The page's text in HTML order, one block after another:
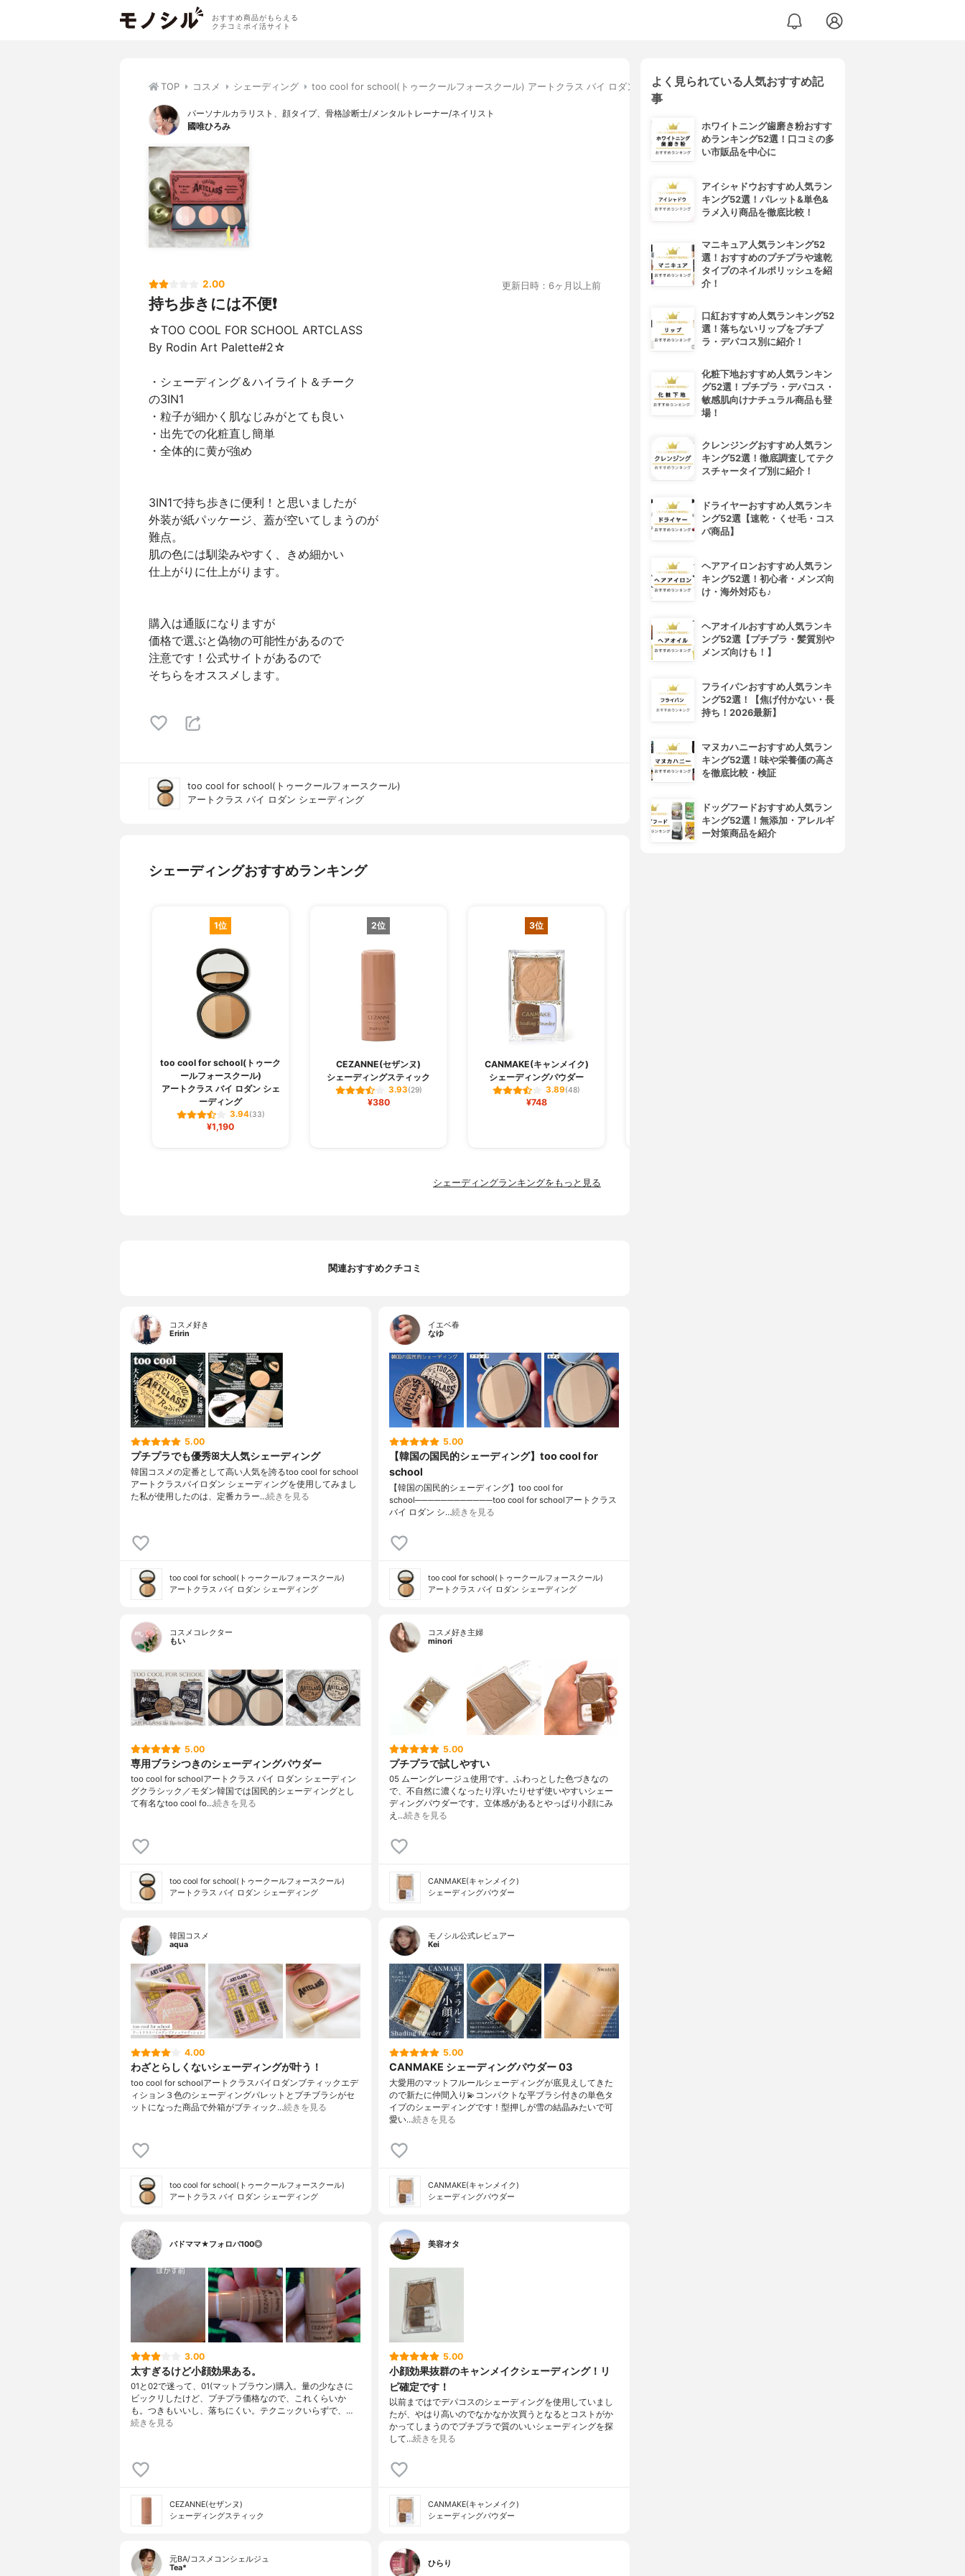
おすすめ商品がもらえる
クチコミポイ活サイト
TOP コスメ シェーディング too cool for school(トゥークールフォースクール) アートクラス バイ ロダン シェーディング
パーソナルカラリスト、顔タイプ、骨格診断士/メンタルトレーナー/ネイリスト
國唯ひろみ
2.00 更新日時：6ヶ月以上前
持ち歩きには不便❗
☆TOO COOL FOR SCHOOL ARTCLASS
By Rodin Art Palette#2☆
・シェーディング＆ハイライト＆チーク
の3IN1
・粒子が細かく肌なじみがとても良い
・出先での化粧直し簡単
・全体的に黄が強め
3IN1で持ち歩きに便利！と思いましたが
外装が紙パッケージ、蓋が空いてしまうのが
難点。
肌の色には馴染みやすく、きめ細かい
仕上がりに仕上がります。
購入は通販になりますが
価格で選ぶと偽物の可能性があるので
注意です！公式サイトがあるので
そちらをオススメします。
too cool for school(トゥークールフォースクール)
アートクラス バイ ロダン シェーディング
シェーディングおすすめランキング
1位
too cool for school(トゥーク
ールフォースクール)
アートクラス バイ ロダン シェ
ーディング
3.94(33)
¥1,190
2位
CEZANNE(セザンヌ)
シェーディングスティック
3.93(29)
¥380
3位
CANMAKE(キャンメイク)
シェーディングパウダー
3.89(48)
¥748
シェーディングランキングをもっと見る
関連おすすめクチコミ
コスメ好き
Eririn
5.00
プチプラでも優秀ꕤ大人気シェーディング
韓国コスメの定番として高い人気を誇るtoo cool for school
アートクラスバイロダン シェーディングを使用してみまし
た私が使用したのは、定番カラー…続きを見る
too cool for school(トゥークールフォースクール)
アートクラス バイ ロダン シェーディング
イエベ春
なゆ
5.00
【韓国の国民的シェーディング】too cool for
school
【韓国の国民的シェーディング】too cool for
school────────────too cool for schoolアートクラス
バイ ロダン シ…続きを見る
too cool for school(トゥークールフォースクール)
アートクラス バイ ロダン シェーディング
コスメコレクター
もい
5.00
専用ブラシつきのシェーディングパウダー
too cool for schoolアートクラス バイ ロダン シェーディン
グクラシック／モダン韓国では国民的シェーディングとし
て有名なtoo cool fo…続きを見る
too cool for school(トゥークールフォースクール)
アートクラス バイ ロダン シェーディング
コスメ好き主婦
minori
5.00
プチプラで試しやすい
05 ムーングレージュ使用です。ふわっとした色づきなの
で、不自然に濃くなったり浮いたりせず使いやすいシェー
ディングパウダーです。立体感があるとやっぱり小顔にみ
え…続きを見る
CANMAKE(キャンメイク)
シェーディングパウダー
韓国コスメ
aqua
4.00
わざとらしくないシェーディングが叶う！
too cool for schoolアートクラスバイロダンブティックエデ
ィション３色のシェーディングパレットとプチブラシがセ
ットになった商品で外箱がブティック…続きを見る
too cool for school(トゥークールフォースクール)
アートクラス バイ ロダン シェーディング
モノシル公式レビュアー
Kei
5.00
CANMAKE シェーディングパウダー 03
大愛用のマットフルールシェーディングが底見えしてきた
ので新たに仲間入り💫コンパクトな平ブラシ付きの単色タ
イプのシェーディングです！型押しが雪の結晶みたいで可
愛い…続きを見る
CANMAKE(キャンメイク)
シェーディングパウダー
バドママ★フォロバ100◎
3.00
太すぎるけど小顔効果ある。
01と02で迷って、01(マットブラウン)購入。量の少なさに
ビックリしたけど、プチプラ価格なので、これくらいか
も。つきもいいし、落ちにくい。テクニックいらずで、…
続きを見る
CEZANNE(セザンヌ)
シェーディングスティック
美容オタ
5.00
小顔効果抜群のキャンメイクシェーディング！リ
ピ確定です！
以前まではでデパコスのシェーディングを使用していまし
たが、やはり高いのでなかなか次買うとなるとコストがか
かってしまうのでプチプラで質のいいシェーディングを探
して…続きを見る
CANMAKE(キャンメイク)
シェーディングパウダー
元BA/コスメコンシェルジュ
Tea*
ひらり
よく見られている人気おすすめ記
事
ホワイトニング歯磨き粉おすす
めランキング52選！口コミの多
い市販品を中心に
アイシャドウおすすめ人気ラン
キング52選！パレット&単色&
ラメ入り商品を徹底比較！
マニキュア人気ランキング52
選！おすすめのプチプラや速乾
タイプのネイルポリッシュを紹
介！
口紅おすすめ人気ランキング52
選！落ちないリップをプチプ
ラ・デパコス別に紹介！
化粧下地おすすめ人気ランキン
グ52選！プチプラ・デパコス・
敏感肌向けナチュラル商品も登
場！
クレンジングおすすめ人気ラン
キング52選！徹底調査してテク
スチャータイプ別に紹介！
ドライヤーおすすめ人気ランキ
ング52選【速乾・くせ毛・コス
パ商品】
ヘアアイロンおすすめ人気ラン
キング52選！初心者・メンズ向
け・海外対応も♪
ヘアオイルおすすめ人気ランキ
ング52選【プチプラ・髪質別や
メンズ向けも！】
フライパンおすすめ人気ランキ
ング52選！【焦げ付かない・長
持ち！2026最新】
マヌカハニーおすすめ人気ラン
キング52選！味や栄養価の高さ
を徹底比較・検証
ドッグフードおすすめ人気ラン
キング52選！無添加・アレルギ
ー対策商品を紹介